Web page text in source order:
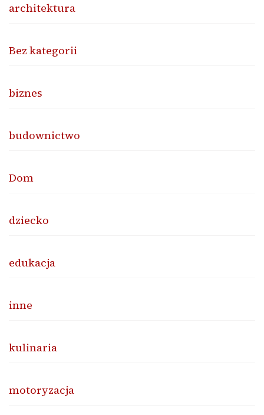
architektura
Bez kategorii
biznes
budownictwo
Dom
dziecko
edukacja
inne
kulinaria
motoryzacja